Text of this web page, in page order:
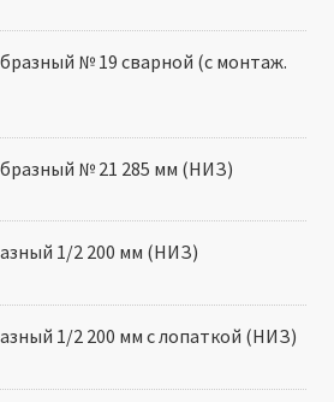
№ 19 сварной (с монтаж.
№ 21 285 мм (НИЗ)
1/2 200 мм (НИЗ)
1/2 200 мм с лопаткой (НИЗ)